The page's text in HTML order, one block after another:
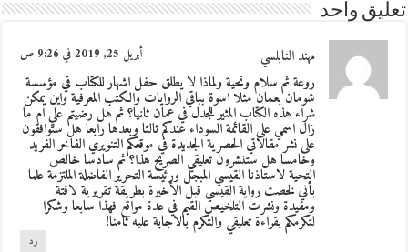
تعليق واحد
مهند النابلسي أبريل 25, 2019 في 9:26 ص
روعة ثم سلام وتحية ولماذا لا يطلق حفل اشهار للكتاب في مؤسسة
شومان بعمان مثلا اسوة بباقي الروايات والكتب المعرفية واين يمكن
شراء هذه الكتاب المثير للجدل في عمان ثانيا؟ ثم هل رضيتم علي ام ما
زال اسمي على القائمة السوداء عندكم ثالثا وبعدها رابعا هل ستوافقون
على نشر مقالاتي الحصرية الجديدة في موقعكم التنويري الفاخر الفريد
وخامسا هل ستنشرون تعليقي الصريح هذا؟ ثم سادسا خالص
التحية لاستاذنا القيسي المبجل ورئيسة التحرير الفاضلة الملتزمة علما
بأني لخصت رواية القيسي قبل الأخيرة بطريقة تقريرية لافتة
ومفيدة ونشرت التلخيص القيم في عدة مواقع فهذا سابعا وشكرا
لتكرمكم بقراءة تعليقي والتكرم بالاجابة عليه ثامنا!
رد